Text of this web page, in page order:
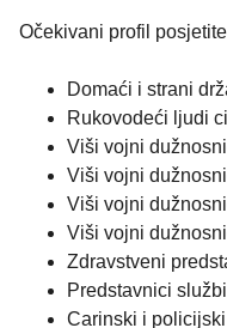
Očekivani profil
Domaći i strani
Rukovodeći ljudi
Viši vojni
Viši vojni
Viši vojni
Viši vojni
Zdravstveni
Predstavnici
Carinski i